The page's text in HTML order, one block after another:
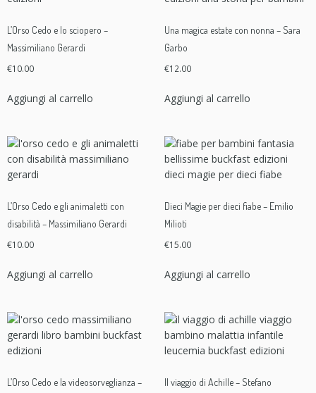
L’Orso Cedo e lo sciopero –
Massimiliano Gerardi
€10.00
Aggiungi al carrello
Una magica estate con nonna – Sara
Garbo
€12.00
Aggiungi al carrello
L’Orso Cedo e gli animaletti con
disabilità – Massimiliano Gerardi
€10.00
Aggiungi al carrello
Dieci Magie per dieci fiabe – Emilio
Milioti
€15.00
Aggiungi al carrello
L’Orso Cedo e la videosorveglianza –
Il viaggio di Achille – Stefano